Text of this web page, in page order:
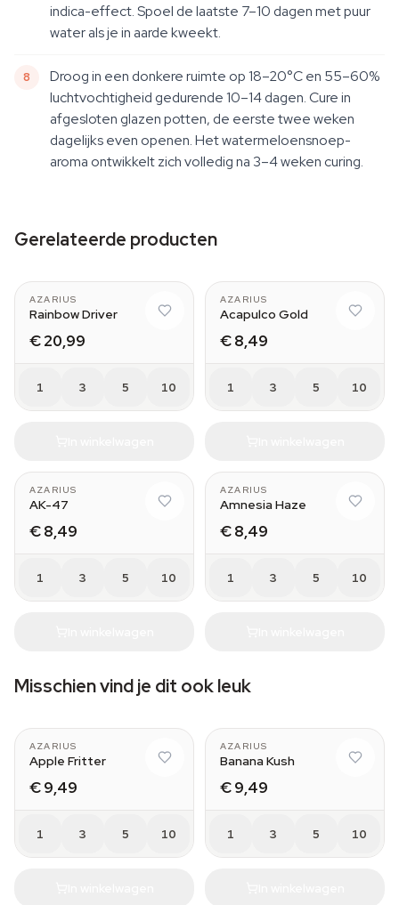
indica-effect. Spoel de laatste 7–10 dagen met puur
water als je in aarde kweekt.
Droog in een donkere ruimte op 18–20°C en 55–60%
luchtvochtigheid gedurende 10–14 dagen. Cure in
afgesloten glazen potten, de eerste twee weken
dagelijks even openen. Het watermeloensnoep-
aroma ontwikkelt zich volledig na 3–4 weken curing.
Gerelateerde producten
AZARIUS
Rainbow Driver
€ 20,99
1 3 5 10
AZARIUS
Acapulco Gold
€ 8,49
1 3 5 10
AZARIUS
AK-47
€ 8,49
1 3 5 10
AZARIUS
Amnesia Haze
€ 8,49
1 3 5 10
Misschien vind je dit ook leuk
AZARIUS
Apple Fritter
€ 9,49
1 3 5 10
AZARIUS
Banana Kush
€ 9,49
1 3 5 10